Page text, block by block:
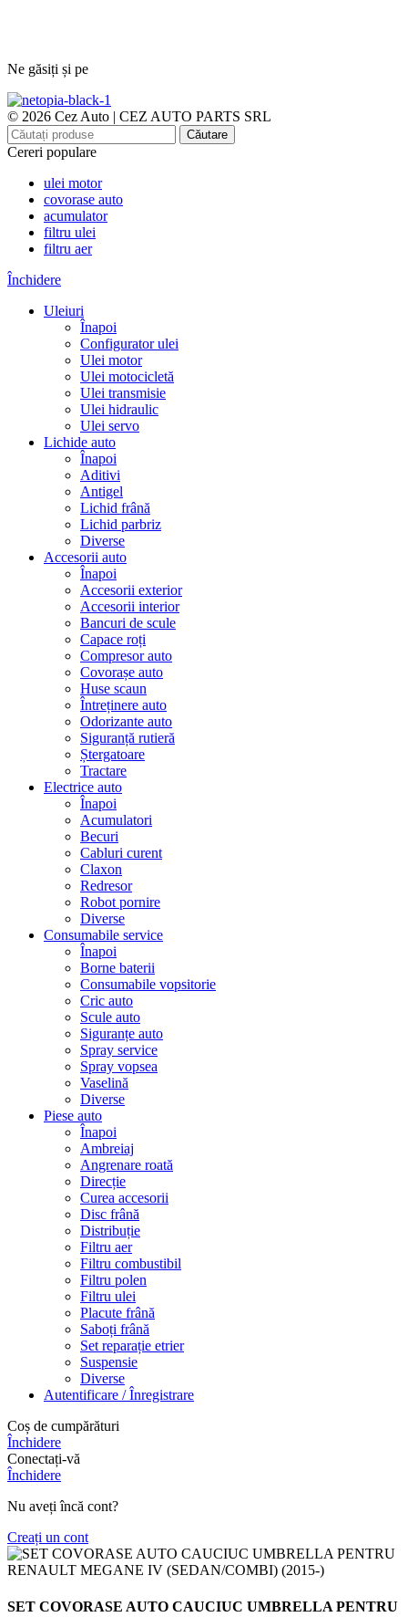
Ne găsiți și pe
© 2026 Cez Auto | CEZ AUTO PARTS SRL
Căutare
Cereri populare
ulei motor
covorase auto
acumulator
filtru ulei
filtru aer
Închidere
Uleiuri
Înapoi
Configurator ulei
Ulei motor
Ulei motocicletă
Ulei transmisie
Ulei hidraulic
Ulei servo
Lichide auto
Înapoi
Aditivi
Antigel
Lichid frână
Lichid parbriz
Diverse
Accesorii auto
Înapoi
Accesorii exterior
Accesorii interior
Bancuri de scule
Capace roți
Compresor auto
Covorașe auto
Huse scaun
Întreținere auto
Odorizante auto
Siguranță rutieră
Ștergatoare
Tractare
Electrice auto
Înapoi
Acumulatori
Becuri
Cabluri curent
Claxon
Redresor
Robot pornire
Diverse
Consumabile service
Înapoi
Borne baterii
Consumabile vopsitorie
Cric auto
Scule auto
Siguranțe auto
Spray service
Spray vopsea
Vaselină
Diverse
Piese auto
Înapoi
Ambreiaj
Angrenare roată
Direcție
Curea accesorii
Disc frână
Distribuție
Filtru aer
Filtru combustibil
Filtru polen
Filtru ulei
Placute frână
Saboți frână
Set reparație etrier
Suspensie
Diverse
Autentificare / Înregistrare
Coș de cumpărături
Închidere
Conectați-vă
Închidere
Nu aveți încă cont?
Creați un cont
SET COVORASE AUTO CAUCIUC UMBRELLA PENTRU